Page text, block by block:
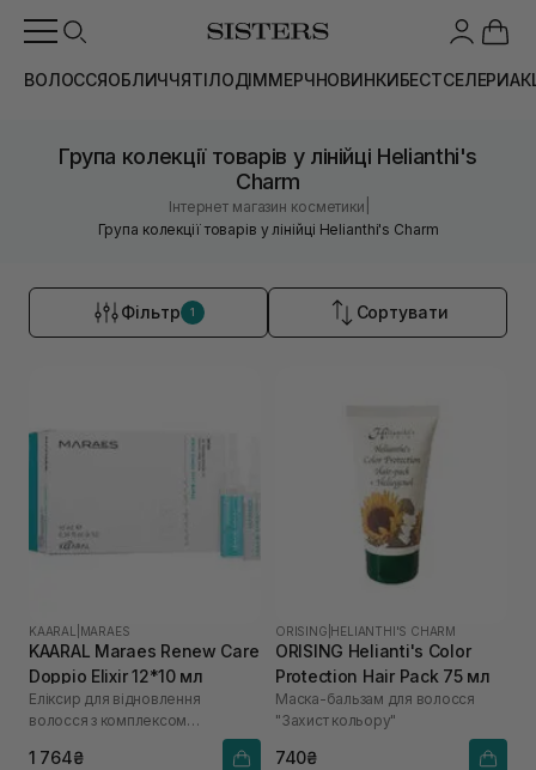
ВОЛОССЯОБЛИЧЧЯТІЛОДІММЕРЧНОВИНКИБЕСТСЕЛЕРИ
Група колекції товарів у лінійці Helianthi's
Charm
Інтернет магазин косметики
Група колекції товарів у лінійці Helianthi's Charm
Фільтр 1 Сортувати
KAARAL MARAES
KAARAL Maraes Renew Care
Doppio Elixir 12*10 мл
Еліксир для відновлення
волосся з комплексом
1 764₴
ORISING HELIANTHI'S CHARM
ORISING Helianti's Color
Protection Hair Pack 75 мл
Маска-бальзам для волосся
"Захист кольору"
740₴